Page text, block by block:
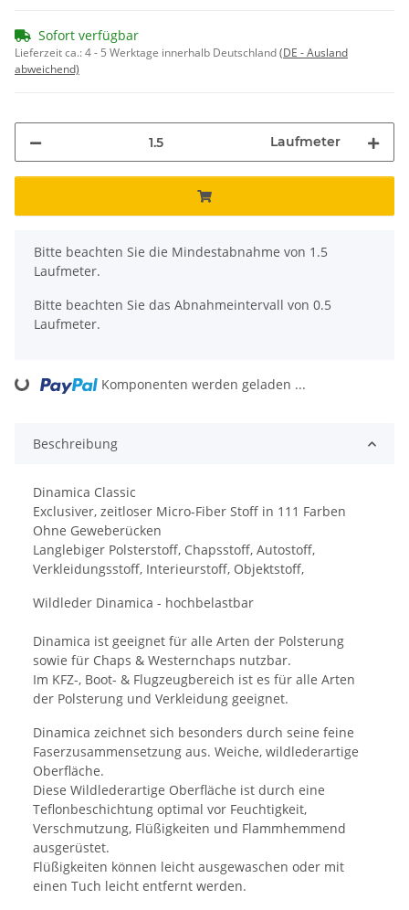
Sofort verfügbar
Lieferzeit ca.:4 - 5 Werktage innerhalb Deutschland(DE - Ausland
abweichend)
Laufmeter
x
Bitte beachten Sie die Mindestabnahme von 1.5
Laufmeter.
Bitte beachten Sie das Abnahmeintervall von 0.5
Laufmeter.
Loading... Komponenten werden geladen ...
Beschreibung
Dinamica Classic
Exclusiver, zeitloser Micro-Fiber Stoff in 111 Farben
Ohne Geweberücken
Langlebiger Polsterstoff, Chapsstoff, Autostoff,
Verkleidungsstoff, Interieurstoff, Objektstoff,
Wildleder Dinamica - hochbelastbar
Dinamica ist geeignet für alle Arten der Polsterung
sowie für Chaps & Westernchaps nutzbar.
Im KFZ-, Boot- & Flugzeugbereich ist es für alle Arten
der Polsterung und Verkleidung geeignet.
Dinamica zeichnet sich besonders durch seine feine
Faserzusammensetzung aus. Weiche, wildlederartige
Oberfläche.
Diese Wildlederartige Oberfläche ist durch eine
Teflonbeschichtung optimal vor Feuchtigkeit,
Verschmutzung, Flüßigkeiten und Flammhemmend
ausgerüstet.
Flüßigkeiten können leicht ausgewaschen oder mit
einen Tuch leicht entfernt werden.